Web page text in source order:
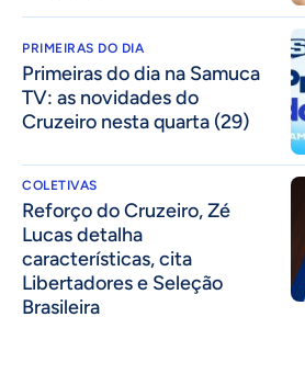
PRIMEIRAS DO DIA
Primeiras do dia na Samuca
TV: as novidades do
Cruzeiro nesta quarta (29)
COLETIVAS
⁠Reforço do Cruzeiro, Zé
Lucas detalha
características, cita
Libertadores e Seleção
Brasileira